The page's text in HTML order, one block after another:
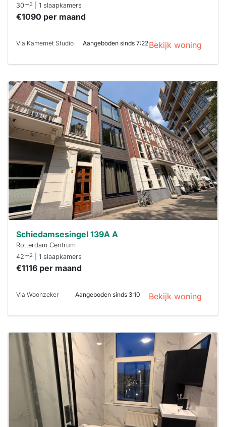
30m2 | 1 slaapkamers
€1090 per maand
Via Kamernet Studio Aangeboden sinds 7:22Bekijk woning
Deze woning
is
waarschijnlijk
al verhuurd
Om kans te
maken moet je
binnen 15
minuten
reageren.
Stekkies helpt
je hierbij!
Schiedamsesingel 139A A
Rotterdam Centrum
42m2 | 1 slaapkamers
€1116 per maand
Via Woonzeker Aangeboden sinds 3:10 Bekijk woning
Deze woning
waarschijnlijk
al verhuurd
Om kans te
maken moet je
binnen 15
minuten
reageren.
Stekkies helpt
je hierbij!